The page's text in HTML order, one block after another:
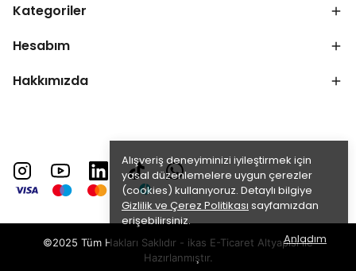
Alışveriş deneyiminizi iyileştirmek için
yasal düzenlemelere uygun çerezler
(cookies) kullanıyoruz. Detaylı bilgiye
Gizlilik ve Çerez Politikası sayfamızdan
erişebilirsiniz.
Anladım
Kategoriler
Hesabım
Hakkımızda
©2025 Tüm Hakları Saklıdır - ikas E-Ticaret Altyapısı ile
Hazırlanmıştır.